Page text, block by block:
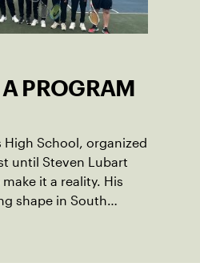
PROGRAM
High School, organized
until Steven Lubart
it a reality. His
shape in South